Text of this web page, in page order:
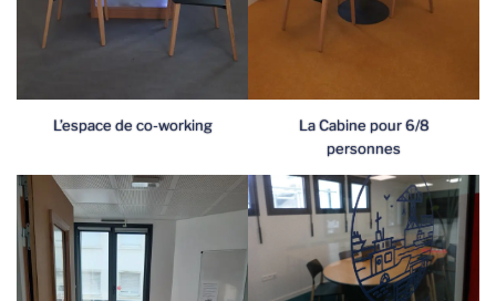
L’espace de co-working
La Cabine pour 6/8
personnes